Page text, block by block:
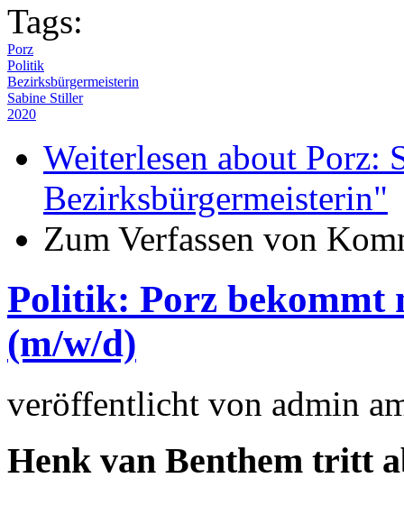
Tags:
Porz
Politik
Bezirksbürgermeisterin
Sabine Stiller
2020
Weiterlesen about Porz:
Bezirksbürgermeisterin"
Zum Verfassen von
Politik: Porz bekommt
(m/w/d)
veröffentlicht von admin
Henk van Benthem tritt